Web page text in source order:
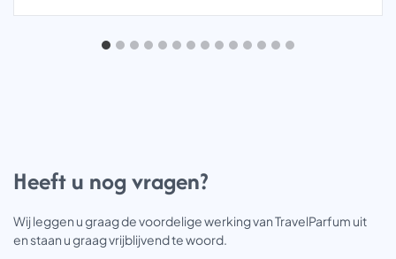
Heeft u nog vragen?
Wij leggen u graag de voordelige werking van TravelParfum uit
en staan u graag vrijblijvend te woord.